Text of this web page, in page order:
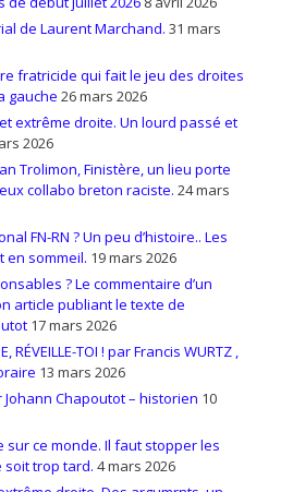
de Laurent Marchand. 31 mars
fratricide qui fait le jeu des droites
gauche 26 mars 2026
extrême droite. Un lourd passé et
2026
Trolimon, Finistère, un lieu porte
collabo breton raciste. 24 mars
FN-RN ? Un peu d’histoire.. Les
en sommeil. 19 mars 2026
? Le commentaire d’un
article publiant le texte de
17 mars 2026
RÉVEILLE-TOI ! par Francis WURTZ ,
13 mars 2026
Chapoutot – historien 10
sur ce monde. Il faut stopper les
soit trop tard. 4 mars 2026